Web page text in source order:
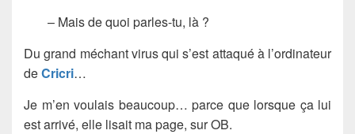
– Mais de quoi parles-tu, là ?
Du grand méchant virus qui s’est attaqué à l’ordinateur
deCricri…
Je m’en voulais beaucoup… parce que lorsque ça lui
est arrivé, elle lisait ma page, sur OB.